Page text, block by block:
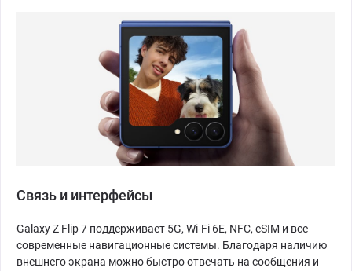
Связь и интерфейсы
Galaxy Z Flip 7 поддерживает 5G, Wi-Fi 6E, NFC, eSIM и все
современные навигационные системы. Благодаря наличию
внешнего экрана можно быстро отвечать на сообщения и